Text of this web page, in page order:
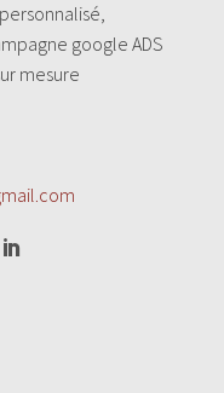
google ADS
mesure